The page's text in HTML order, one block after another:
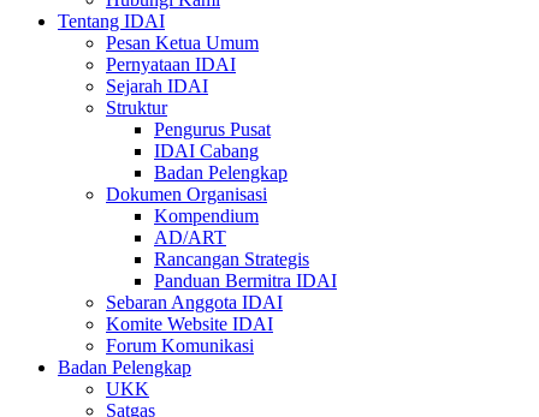
Tentang IDAI
Pesan Ketua Umum
Pernyataan IDAI
Sejarah IDAI
Struktur
Pengurus Pusat
IDAI Cabang
Badan Pelengkap
Dokumen Organisasi
Kompendium
AD/ART
Rancangan Strategis
Panduan Bermitra IDAI
Sebaran Anggota IDAI
Komite Website IDAI
Forum Komunikasi
Badan Pelengkap
UKK
Satgas